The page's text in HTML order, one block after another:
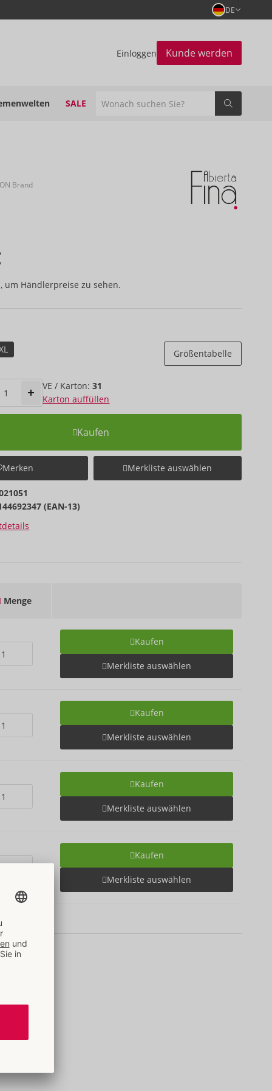
DE
Einloggen Kunde werden
SALE
Brand
um Händlerpreise zu sehen.
Größentabelle
VE / Karton:31
Karton auffüllen
Kaufen
Merken Merkliste auswählen
(EAN-13)
Menge
Kaufen
Merkliste auswählen
Kaufen
Merkliste auswählen
Kaufen
Merkliste auswählen
Kaufen
Merkliste auswählen